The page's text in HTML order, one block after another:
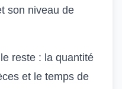
son niveau de
reste : la quantité
et le temps de